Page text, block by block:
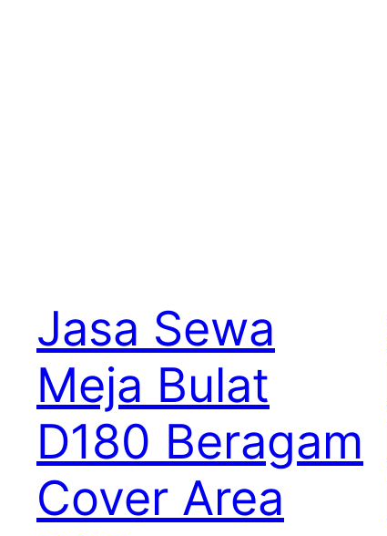
Jasa Sewa
Meja Bulat
D180 Beragam
Cover Area